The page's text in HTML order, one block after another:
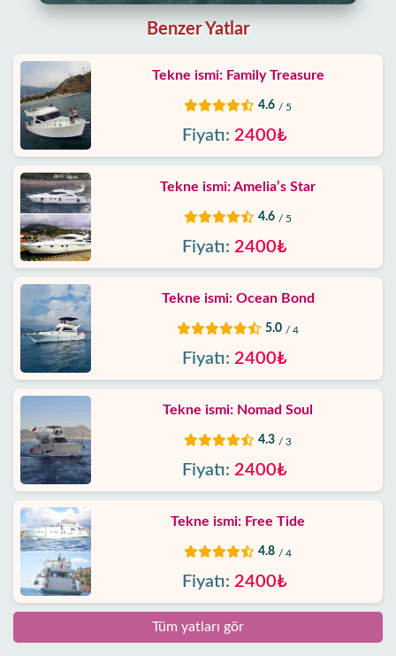
kimiz
Sunduklarımız
Hizmet
Şartları
Gizlilik
Politikası
İletişim
Benzer Yatlar
Tekne ismi: Family Treasure
4.6 / 5
Fiyatı: 2400₺
Tekne ismi: Amelia’s Star
4.6 / 5
Fiyatı: 2400₺
Tekne ismi: Ocean Bond
5.0 / 4
Fiyatı: 2400₺
Tekne ismi: Nomad Soul
4.3 / 3
Fiyatı: 2400₺
Tekne ismi: Free Tide
4.8 / 4
Fiyatı: 2400₺
Tüm yatları gör